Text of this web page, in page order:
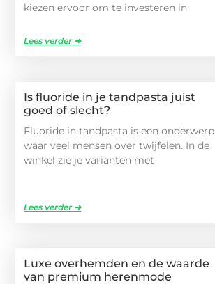
kiezen ervoor om te investeren in
Lees verder ➜
Is fluoride in je tandpasta juist
goed of slecht?
Fluoride in tandpasta is een onderwerp
waar veel mensen over twijfelen. In de
winkel zie je varianten met
Lees verder ➜
Luxe overhemden en de waarde
van premium herenmode